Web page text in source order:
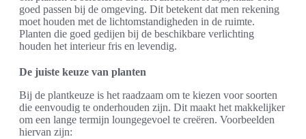
goed passen bij de omgeving. Dit betekent dat men rekening
moet houden met de lichtomstandigheden in de ruimte.
Planten die goed gedijen bij de beschikbare verlichting
houden het interieur fris en levendig.
De juiste keuze van planten
Bij de plantkeuze is het raadzaam om te kiezen voor soorten
die eenvoudig te onderhouden zijn. Dit maakt het makkelijker
om een lange termijn loungegevoel te creëren. Voorbeelden
hiervan zijn: